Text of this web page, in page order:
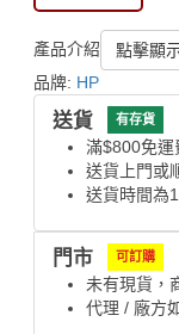
產品介紹
點擊顯
品牌: HP
送貨 有存貨
滿$800免運
送貨上門或
送貨時間為
門市 可訂購
未有現貨，
代理 / 廠方